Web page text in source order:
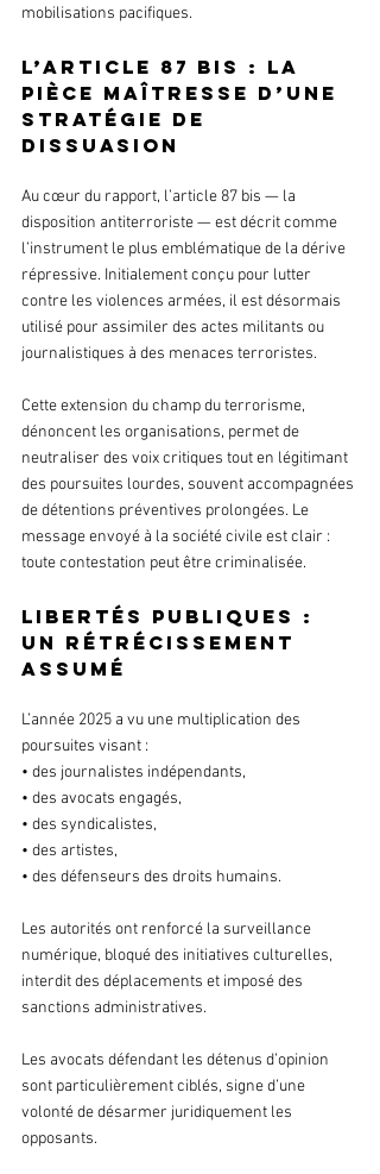
mobilisations pacifiques.
L’article 87 bis : la
pièce maîtresse d’une
stratégie de
dissuasion
Au cœur du rapport, l’article 87 bis — la
disposition antiterroriste — est décrit comme
l’instrument le plus emblématique de la dérive
répressive. Initialement conçu pour lutter
contre les violences armées, il est désormais
utilisé pour assimiler des actes militants ou
journalistiques à des menaces terroristes.
Cette extension du champ du terrorisme,
dénoncent les organisations, permet de
neutraliser des voix critiques tout en légitimant
des poursuites lourdes, souvent accompagnées
de détentions préventives prolongées. Le
message envoyé à la société civile est clair :
toute contestation peut être criminalisée.
Libertés publiques :
un rétrécissement
assumé
L’année 2025 a vu une multiplication des
poursuites visant :
• des journalistes indépendants,
• des avocats engagés,
• des syndicalistes,
• des artistes,
• des défenseurs des droits humains.
Les autorités ont renforcé la surveillance
numérique, bloqué des initiatives culturelles,
interdit des déplacements et imposé des
sanctions administratives.
Les avocats défendant les détenus d’opinion
sont particulièrement ciblés, signe d’une
volonté de désarmer juridiquement les
opposants.